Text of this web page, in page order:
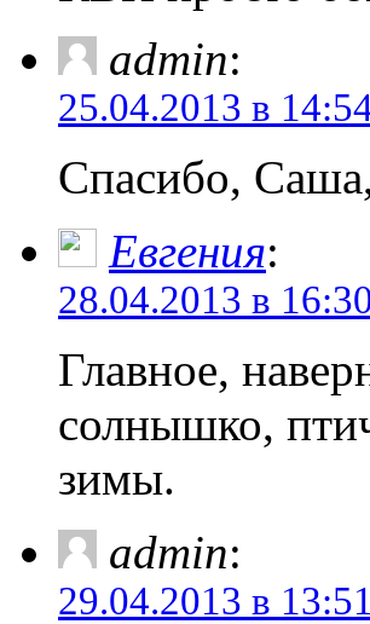
admin:
25.04.2013 в
Спасибо, Саша,
Евгения:
28.04.2013 в
Главное,
солнышко,
зимы.
admin:
29.04.2013 в 13:51